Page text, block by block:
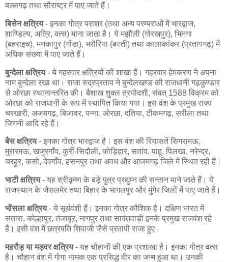
बल्लगढ़ तथा सौराष्ट्र में पाए जाते हैं।
बिसेन क्षत्रिय- इनका गोत्र पराशर (तथा अन्य परम्पराओं में भारद्वाज,
शाण्डिल्य, अत्रि, वत्स) माना जाता है। ये मझौली (गोरखपुर), भिनगा
(बहराइच), मनकापुर (गोंडा), भरौरिया (बस्ती) तथा कालाकांकर (प्रतापगढ़) में
अधिक संख्या में पाए जाते हैं।
बुन्देला क्षत्रिय- ये गहरवार क्षत्रियों की शाखा हैं। गहरवार हेमकरण ने अपना
नाम बुन्देला रखा था। राजा रुद्रप्रताप ने बुन्देलखण्ड की राजधानी गढ़कुण्डार
से ओरछा स्थानान्तरित की। बैशाख शुक्ल त्रयोदशी, संवत् 1588 विक्रम को
ओरछा को राजधानी के रूप में स्थापित किया गया। इस वंश के प्रमुख राज्य
चरखारी, अजयगढ़, बिजावर, पन्ना, ओरछा, दतिया, टीकमगढ़, सरीला तथा
जिगनी आदि रहे हैं।
बैस क्षत्रिय- इनका गोत्र भारद्वाज है। इस वंश की रियासतें सिगरामऊ,
मुरारमऊ, खजुरगाँव, कुर्री-सिदौली, कोड़िहार, सतांव, पाहू, पिलखा, नरेन्द्र,
चरहुर, कसो, देवगाँव, हसनपुर तथा अवध और आजमगढ़ जिले में स्थित रही हैं।
भाटी क्षत्रिय- यह श्रीकृष्ण के बड़े पुत्र प्रद्युम्न की सन्तान माने जाते हैं। ये
राजस्थान के जैसलमेर तथा बिहार के भागलपुर और मुंगेर जिलों में पाए जाते हैं।
भोंसला क्षत्रिय- ये सूर्यवंशी हैं। इनका गोत्र कौशिक है। दक्षिण भारत में
सतारा, कोल्हापुर, तंजावूर, नागपुर तथा सावंतवाड़ी इनके प्रमुख राजवंश रहे
हैं। इसी वंश में छत्रपति शिवाजी जैसे प्रतापी राजा हुए।
महरौड़ या मड़वर क्षत्रिय- यह चौहानों की एक प्रशाखा है। इनका गोत्र वत्स
है। चौहान वंश में गोगा नामक एक प्रसिद्ध वीर का जन्म हुआ था। उनकी